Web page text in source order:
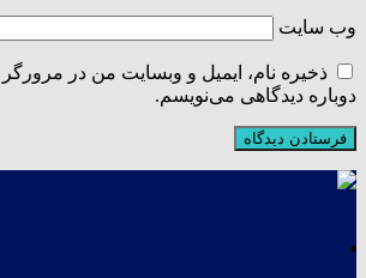
وب‌ سایت
ذخیره نام، ایمیل و وبسایت من در
دوباره دیدگاهی می‌نویسم.